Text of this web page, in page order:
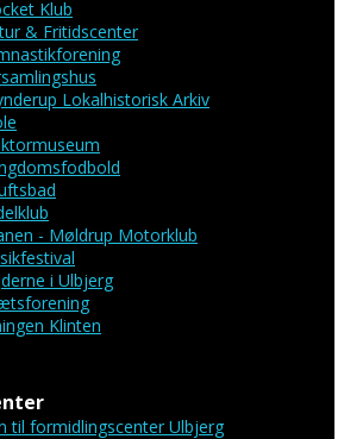
Klub
& Fritidscenter
Lokalhistorisk Arkiv
- Møldrup Motorklub
i Ulbjerg
Klinten
til formidlingscenter Ulbjerg